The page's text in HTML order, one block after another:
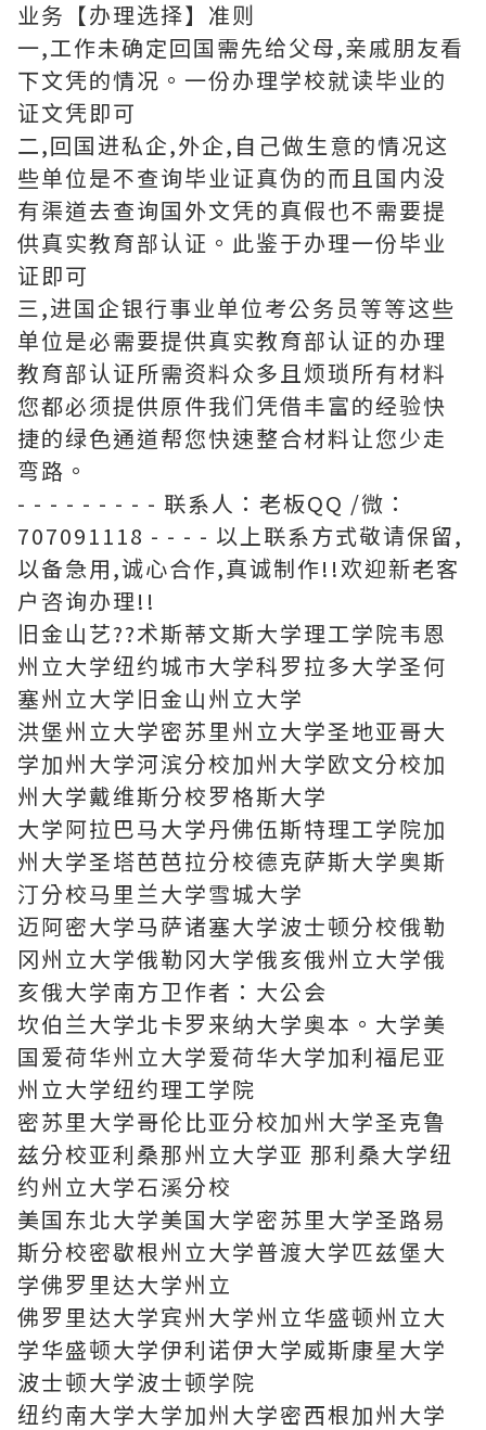
业务【办理选择】准则
一,工作未确定回国需先给父母,亲戚朋友看
下文凭的情况。一份办理学校就读毕业的
证文凭即可
二,回国进私企,外企,自己做生意的情况这
些单位是不查询毕业证真伪的而且国内没
有渠道去查询国外文凭的真假也不需要提
供真实教育部认证。此鉴于办理一份毕业
证即可
三,进国企银行事业单位考公务员等等这些
单位是必需要提供真实教育部认证的办理
教育部认证所需资料众多且烦琐所有材料
您都必须提供原件我们凭借丰富的经验快
捷的绿色通道帮您快速整合材料让您少走
弯路。
- - - - - - - - - 联系人：老板QQ /微：
707091118 - - - - 以上联系方式敬请保留,
以备急用,诚心合作,真诚制作!!欢迎新老客
户咨询办理!!
旧金山艺??术斯蒂文斯大学理工学院韦恩
州立大学纽约城市大学科罗拉多大学圣何
塞州立大学旧金山州立大学
洪堡州立大学密苏里州立大学圣地亚哥大
学加州大学河滨分校加州大学欧文分校加
州大学戴维斯分校罗格斯大学
大学阿拉巴马大学丹佛伍斯特理工学院加
州大学圣塔芭芭拉分校德克萨斯大学奥斯
汀分校马里兰大学雪城大学
迈阿密大学马萨诸塞大学波士顿分校俄勒
冈州立大学俄勒冈大学俄亥俄州立大学俄
亥俄大学南方卫作者：大公会
坎伯兰大学北卡罗来纳大学奥本。大学美
国爱荷华州立大学爱荷华大学加利福尼亚
州立大学纽约理工学院
密苏里大学哥伦比亚分校加州大学圣克鲁
兹分校亚利桑那州立大学亚 那利桑大学纽
约州立大学石溪分校
美国东北大学美国大学密苏里大学圣路易
斯分校密歇根州立大学普渡大学匹兹堡大
学佛罗里达大学州立
佛罗里达大学宾州大学州立华盛顿州立大
学华盛顿大学伊利诺伊大学威斯康星大学
波士顿大学波士顿学院
纽约南大学大学加州大学密西根加州大学